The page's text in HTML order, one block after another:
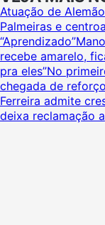
Atuação de
Palmeiras e
“Aprendizado”
recebe amarelo,
pra eles”No
chegada de
Ferreira admite
deixa reclamação